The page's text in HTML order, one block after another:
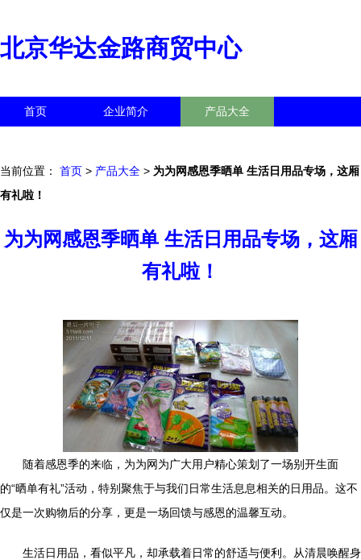
北京华达金路商贸中心
首页 企业简介 产品大全
当前位置： 首页 > 产品大全 > 为为网感恩季晒单 生活日用品专场，这厢
有礼啦！
为为网感恩季晒单 生活日用品专场，这厢
有礼啦！
随着感恩季的来临，为为网为广大用户精心策划了一场别开生面
的“晒单有礼”活动，特别聚焦于与我们日常生活息息相关的日用品。这不
仅是一次购物后的分享，更是一场回馈与感恩的温馨互动。
生活日用品，看似平凡，却承载着日常的舒适与便利。从清晨唤醒身